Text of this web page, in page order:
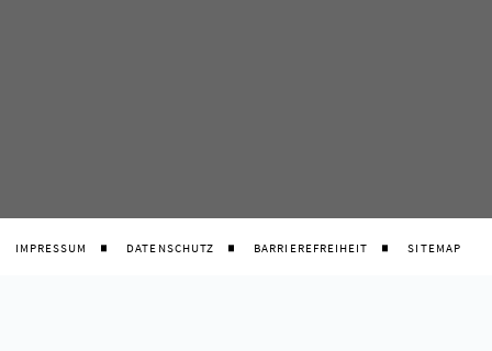
IMPRESSUM DATENSCHUTZ BARRIEREFREIHEIT SITEMAP